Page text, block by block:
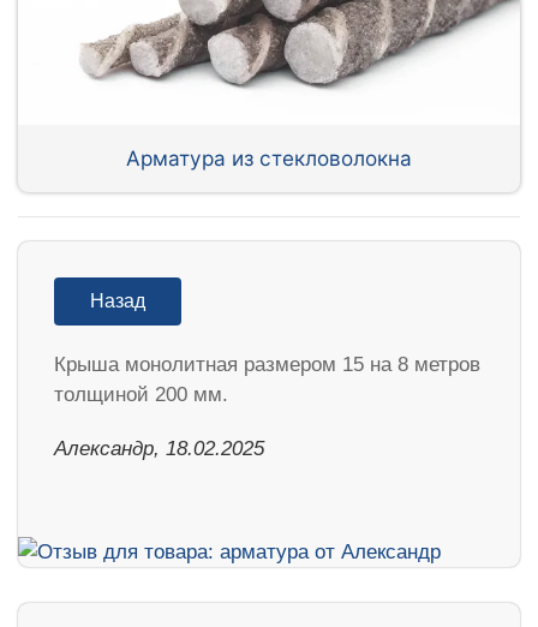
Арматура из стекловолокна
Назад
Крыша монолитная размером 15 на 8 метров
толщиной 200 мм.
Александр, 18.02.2025